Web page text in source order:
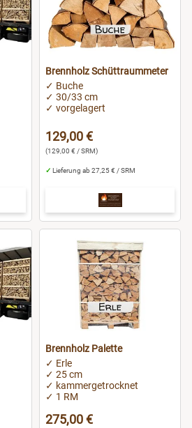
Brennholz Schüttraummeter
✓ Buche
✓ 30/33 cm
✓ vorgelagert
129,00 €
(129,00 € / SRM)
✓ Lieferung ab 27,25 € / SRM
Brennholz Palette
✓ Erle
✓ 25 cm
✓ kammergetrocknet
✓ 1 RM
275,00 €